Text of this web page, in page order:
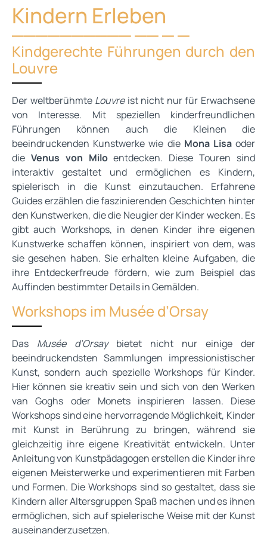
Kindern Erleben
Kindgerechte Führungen durch den
Louvre
Der weltberühmte Louvreist nicht nur für Erwachsene
von Interesse. Mit speziellen kinderfreundlichen
Führungen können auch die Kleinen die
beeindruckenden Kunstwerke wie die Mona Lisaoder
die Venus von Miloentdecken. Diese Touren sind
interaktiv gestaltet und ermöglichen es Kindern,
spielerisch in die Kunst einzutauchen. Erfahrene
Guides erzählen die faszinierenden Geschichten hinter
den Kunstwerken, die die Neugier der Kinder wecken. Es
gibt auch Workshops, in denen Kinder ihre eigenen
Kunstwerke schaffen können, inspiriert von dem, was
sie gesehen haben. Sie erhalten kleine Aufgaben, die
ihre Entdeckerfreude fördern, wie zum Beispiel das
Auffinden bestimmter Details in Gemälden.
Workshops im Musée d’Orsay
Das Musée d’Orsaybietet nicht nur einige der
beeindruckendsten Sammlungen impressionistischer
Kunst, sondern auch spezielle Workshops für Kinder.
Hier können sie kreativ sein und sich von den Werken
van Goghs oder Monets inspirieren lassen. Diese
Workshops sind eine hervorragende Möglichkeit, Kinder
mit Kunst in Berührung zu bringen, während sie
gleichzeitig ihre eigene Kreativität entwickeln. Unter
Anleitung von Kunstpädagogen erstellen die Kinder ihre
eigenen Meisterwerke und experimentieren mit Farben
und Formen. Die Workshops sind so gestaltet, dass sie
Kindern aller Altersgruppen Spaß machen und es ihnen
ermöglichen, sich auf spielerische Weise mit der Kunst
auseinanderzusetzen.